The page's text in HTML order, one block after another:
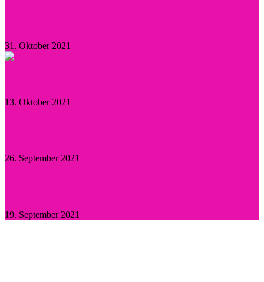
31. Oktober 2021
13. Oktober 2021
26. September 2021
19. September 2021